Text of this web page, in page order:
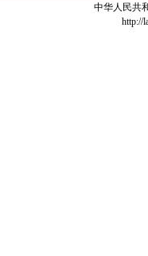
中华人民共
http://